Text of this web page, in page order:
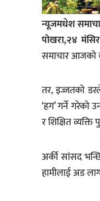
न्यूजमधेश
पोखरा,२४ मंसिर
समाचार आजको
तर, इज्जतको
‘हग’ गर्ने गरेको
र शिक्षित
अर्की सांसद
हामीलाई अड